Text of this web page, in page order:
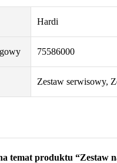
Hardi
75586000
Zestaw serwisowy,
temat produktu “Zestaw